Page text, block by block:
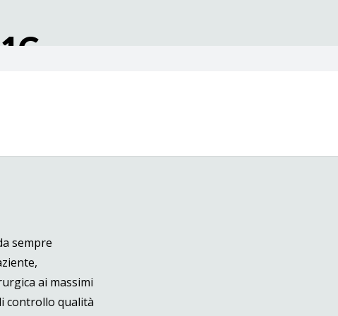
sempre
ai massimi
controllo qualità